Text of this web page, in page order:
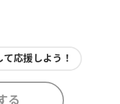
応援しよう！
る